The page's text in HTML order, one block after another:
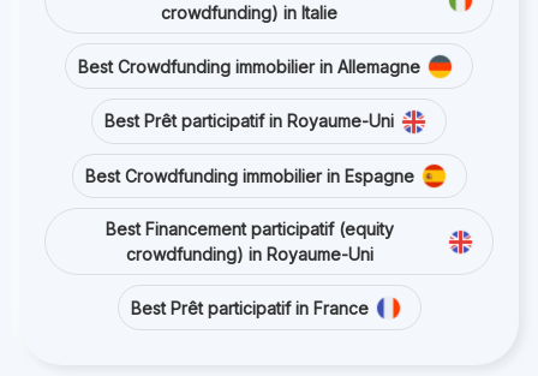
crowdfunding) in Italie
Best Crowdfunding immobilier in Allemagne
Best Prêt participatif in Royaume-Uni
Best Crowdfunding immobilier in Espagne
Best Financement participatif (equity
crowdfunding) in Royaume-Uni
Best Prêt participatif in France